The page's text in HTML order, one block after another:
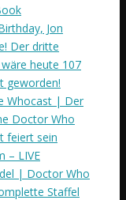
Jon
Der dritte
heute 107
geworden!
Whocast | Der
Doctor Who
feiert sein
– LIVE
| Doctor Who
Staffel